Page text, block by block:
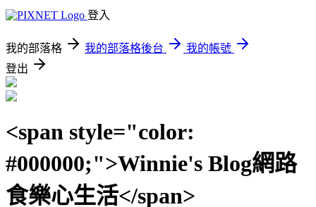
登入
我的部落格 我的部落格後台
我的帳號
登出
<span style="color:
#000000;">Winnie's Blog網路
食樂心生活</span>